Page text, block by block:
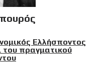
Ελλήσποντος
του πραγματικού